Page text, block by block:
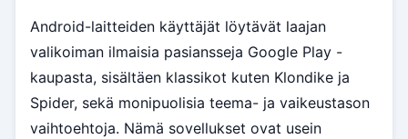
Android-laitteiden käyttäjät löytävät laajan
valikoiman ilmaisia pasiansseja Google Play -
kaupasta, sisältäen klassikot kuten Klondike ja
Spider, sekä monipuolisia teema- ja vaikeustason
vaihtoehtoja. Nämä sovellukset ovat usein